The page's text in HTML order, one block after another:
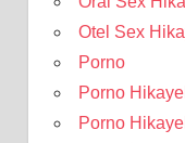
Otel Sex
Porno
Porno
Porno